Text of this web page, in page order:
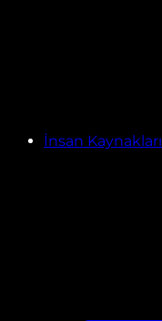
İnsan Kaynakları